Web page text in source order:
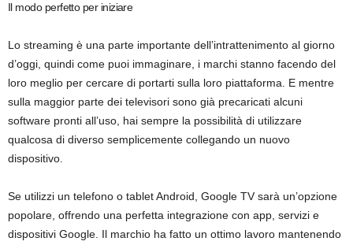
Il modo perfetto per iniziare
Lo streaming è una parte importante dell’intrattenimento al giorno
d’oggi, quindi come puoi immaginare, i marchi stanno facendo del
loro meglio per cercare di portarti sulla loro piattaforma. E mentre
sulla maggior parte dei televisori sono già precaricati alcuni
software pronti all’uso, hai sempre la possibilità di utilizzare
qualcosa di diverso semplicemente collegando un nuovo
dispositivo.
Se utilizzi un telefono o tablet Android, Google TV sarà un’opzione
popolare, offrendo una perfetta integrazione con app, servizi e
dispositivi Google. Il marchio ha fatto un ottimo lavoro mantenendo